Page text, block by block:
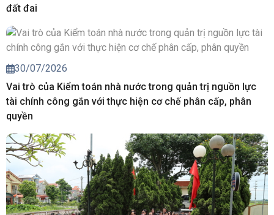
đất đai
30/07/2026
Vai trò của Kiểm toán nhà nước trong quản trị nguồn lực
tài chính công gắn với thực hiện cơ chế phân cấp, phân
quyền